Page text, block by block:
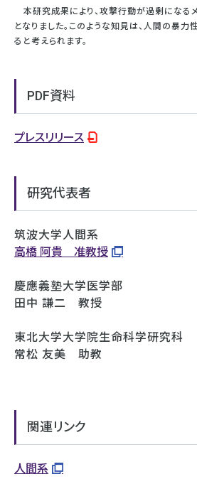
本研究成果により、攻撃行動が過剰になる
となりました。このような知見は、人間の暴
ると考えられます。
PDF資料
プレスリリース
研究代表者
筑波大学人間系
高橋 阿貴 准教授
慶應義塾大学医学部
田中 謙二 教授
東北大学大学院生命科学研究科
常松 友美 助教
関連リンク
人間系